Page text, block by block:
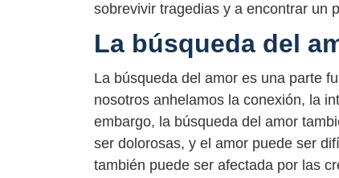
sobrevivir tragedias y a encontrar un
La búsqueda del
La búsqueda del amor es una parte
nosotros anhelamos la conexión, la
embargo, la búsqueda del amor
ser dolorosas, y el amor puede ser
también puede ser afectada por las